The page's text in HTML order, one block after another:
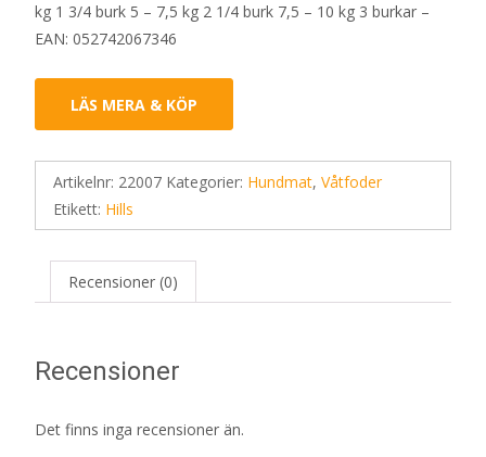
kg 1 3/4 burk 5 – 7,5 kg 2 1/4 burk 7,5 – 10 kg 3 burkar –
EAN: 052742067346
LÄS MERA & KÖP
Artikelnr: 22007 Kategorier: Hundmat, Våtfoder
Etikett: Hills
Recensioner (0)
Recensioner
Det finns inga recensioner än.